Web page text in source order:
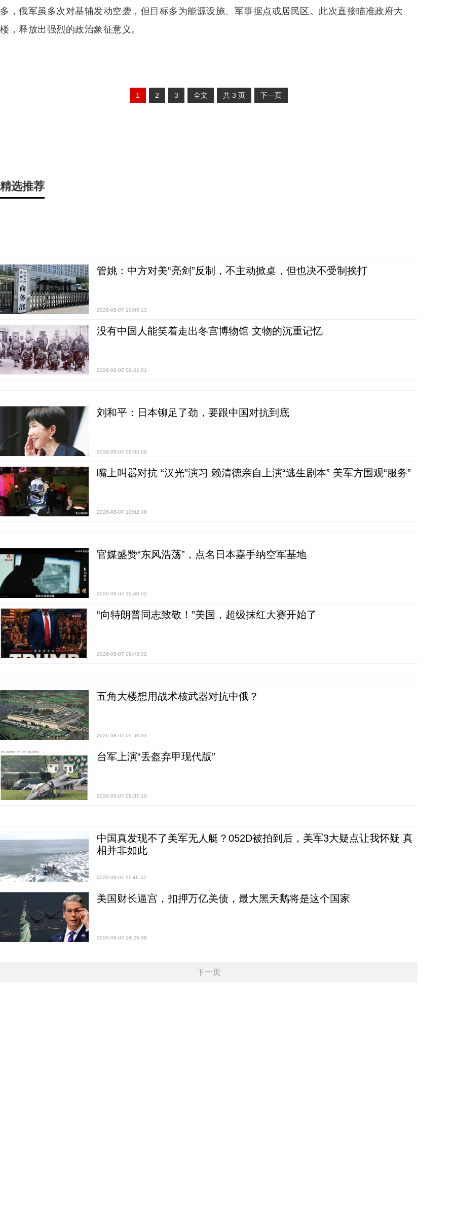
多，俄军虽多次对基辅发动空袭，但目标多为能源设施、军事据点或居民区。此次直接瞄准政府大
楼，释放出强烈的政治象征意义。
1 2 3 全文 共 3 页 下一页
精选推荐
管姚：中方对美“亮剑”反制，不主动掀桌，但也决不受制挨打
2026-08-07 10:05:13
没有中国人能笑着走出冬宫博物馆 文物的沉重记忆
2026-08-07 09:21:01
刘和平：日本铆足了劲，要跟中国对抗到底
2026-08-07 09:55:09
嘴上叫嚣对抗 “汉光”演习 赖清德亲自上演“逃生剧本” 美军方围观“服务”
2026-08-07 10:02:48
官媒盛赞“东风浩荡”，点名日本嘉手纳空军基地
2026-08-07 10:40:02
“向特朗普同志致敬！”美国，超级抹红大赛开始了
2026-08-07 09:43:32
五角大楼想用战术核武器对抗中俄？
2026-08-07 09:50:33
台军上演“丢盔弃甲现代版”
2026-08-07 09:37:10
中国真发现不了美军无人艇？052D被拍到后，美军3大疑点让我怀疑 真
相并非如此
2026-08-07 11:46:52
美国财长逼宫，扣押万亿美债，最大黑天鹅将是这个国家
2026-08-07 14:25:38
下一页